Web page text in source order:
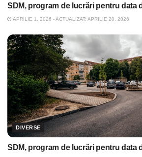
SDM, program de lucrări pentru data
APRILIE 1, 2026 - ACTUALIZAT: APRILIE 20, 2026
DIVERSE
SDM, program de lucrări pentru data